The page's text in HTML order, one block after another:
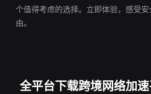
个值得考虑的选择。立即体验，感受
由。
全平台下载跨境网络加